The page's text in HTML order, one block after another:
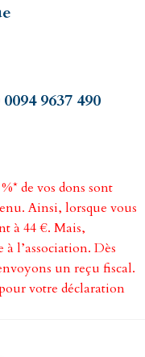
9637 490
de vos dons sont
Ainsi, lorsque vous
à 44 €. Mais,
l’association. Dès
un reçu fiscal.
votre déclaration